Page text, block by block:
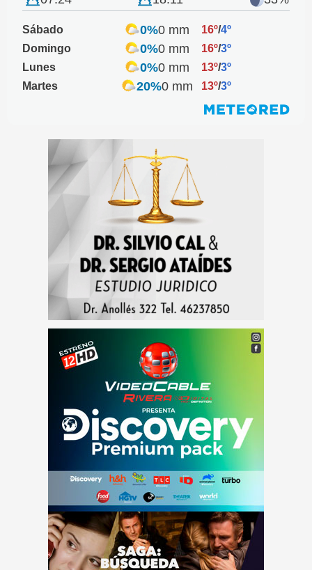
Sábado 0%0 mm 16º/4º
Domingo
0%0 mm 16º/3º
Lunes
0%0 mm 13º/3º
Martes
20%0 mm 13º/3º